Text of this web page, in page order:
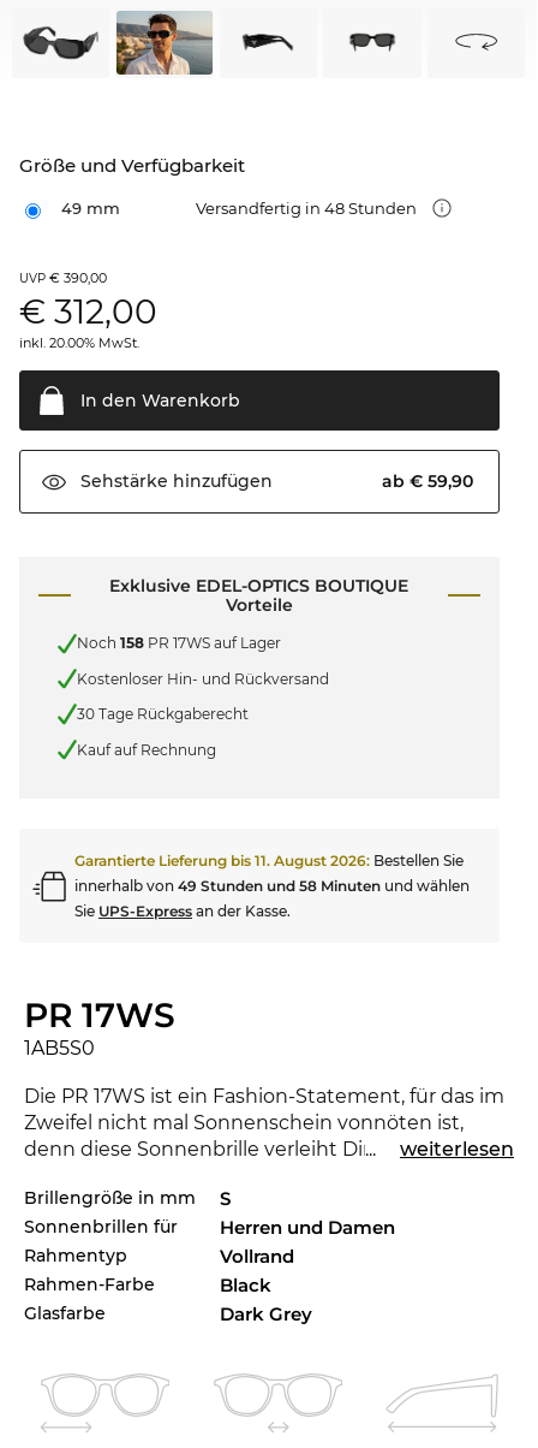
Größe und Verfügbarkeit
49 mm Versandfertig in 48 Stunden
UVP € 390,00
€ 312,00
inkl. 20.00% MwSt.
In den Warenkorb
Sehstärke hinzufügen ab € 59,90
Exklusive EDEL-OPTICS BOUTIQUE
Vorteile
Noch 158 PR 17WS auf Lager
Kostenloser Hin- und Rückversand
30 Tage Rückgaberecht
Kauf auf Rechnung
Garantierte Lieferung bis 11. August 2026: Bestellen Sie
innerhalb von 49 Stunden und 58 Minuten und wählen
Sie UPS-Express an der Kasse.
PR 17WS
1AB5S0
Die PR 17WS ist ein Fashion-Statement, für das im
Zweifel nicht mal Sonnenschein vonnöten ist,
denn diese Sonnenbrille verleiht Dir eine
der neuenPradakannst du zeigen, dass du ein
Trendsetter bist. Für die laufende Saison setzt das
renommierte Label mit der Kollektion Maßstäbe
für 2021. Eine andere Farbe würde zu Deinem
Lieblingsoutfit aber eigentlich besser passen?
Das Brillengestell ist speziell fürPowerfrauen
... weiterlesen
Brillengröße in mm S
Sonnenbrillen für Herren und Damen
Rahmentyp Vollrand
Rahmen-Farbe Black
Glasfarbe Dark Grey